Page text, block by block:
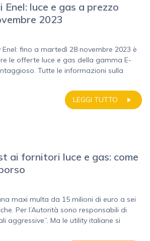
Enel: luce e gas a prezzo
2023
fino a martedì 28 novembre 2023 è
le offerte luce e gas della gamma E-
Tutte le informazioni sulla
LEGGI TUTTO
ai fornitori luce e gas: come
maxi multa da 15 milioni di euro a sei
Per l’Autorità sono responsabili di
aggressive”. Ma le utility italiane si